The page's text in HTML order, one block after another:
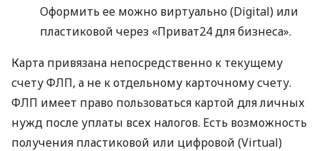
Оформить ее можно виртуально (Digital) или
пластиковой через «Приват24 для бизнеса».
Карта привязана непосредственно к текущему
счету ФЛП, а не к отдельному карточному счету.
ФЛП имеет право пользоваться картой для личных
нужд после уплаты всех налогов. Есть возможность
получения пластиковой или цифровой (Virtual)